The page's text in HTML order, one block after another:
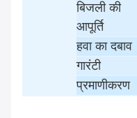
बिजली की
आपूर्ति
हवा का दबाव
गारंटी
प्रमाणीकरण